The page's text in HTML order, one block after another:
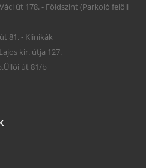
út 178. - Földszint (Parkoló felőli
81. - Klinikák
kir. útja 127.
út 81/b